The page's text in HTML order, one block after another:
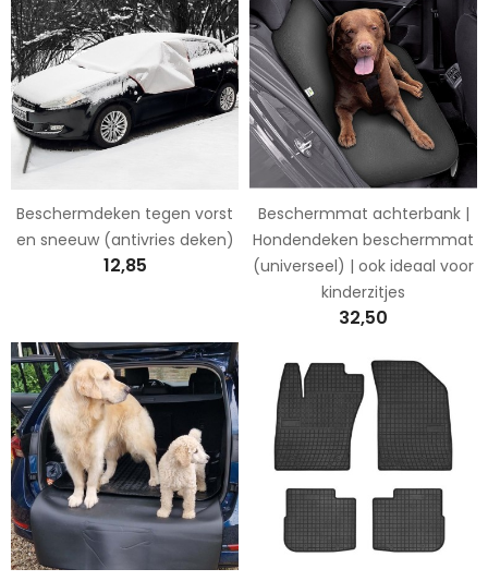
Beschermdeken tegen vorst
en sneeuw (antivries deken)
12,85
Beschermmat achterbank |
Hondendeken beschermmat
(universeel) | ook ideaal voor
kinderzitjes
32,50